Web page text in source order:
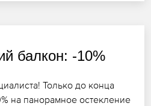
балкон: -10%
Только до конца
на панорамное остекление